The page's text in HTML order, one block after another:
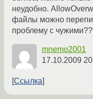
неудобно.
файлы можно
проблему с
mnemo2001
17.10.2009
Ссылка